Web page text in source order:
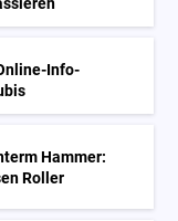
Info-
Hammer:
Roller